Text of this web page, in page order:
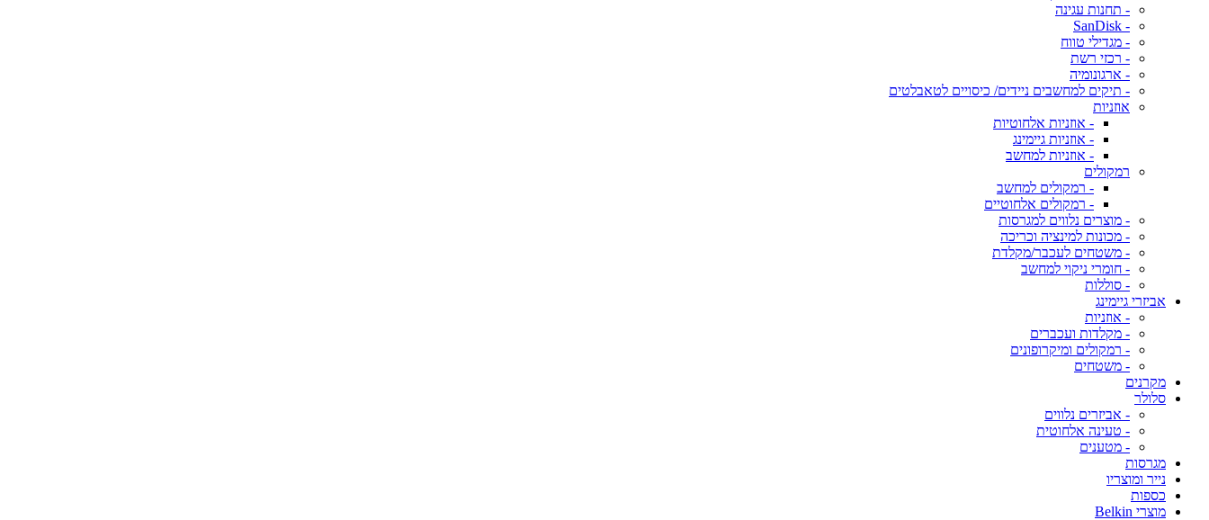
- תחנות עגינה
- SanDisk
- מגדילי טווח
- רכזי רשת
- ארגונומיה
- תיקים למחשבים ניידים/ כיסויים לטאבלטים
אוזניות
- אוזניות אלחוטיות
- אוזניות גיימינג
- אוזניות למחשב
רמקולים
- רמקולים למחשב
- רמקולים אלחוטיים
- מוצרים נלווים למגרסות
- מכונות למינציה וכריכה
- משטחים לעכבר/מקלדת
- חומרי ניקוי למחשב
- סוללות
אביזרי גיימינג
- אוזניות
- מקלדות ועכברים
- רמקולים ומיקרופונים
- משטחים
מקרנים
סלולר
- אביזרים נלווים
- טעינה אלחוטית
- מטענים
מגרסות
נייר ומוצריו
כספות
מוצרי Belkin